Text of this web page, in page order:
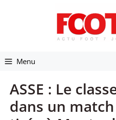
Menu
ASSE : Le
dans un